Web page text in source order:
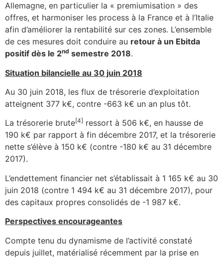
Allemagne, en particulier la « premiumisation » des
offres, et harmoniser les process à la France et à l’Italie
afin d’améliorer la rentabilité sur ces zones. L’ensemble
de ces mesures doit conduire au retour à un Ebitda
positif dès le 2nd semestre 2018.
Situation bilancielle au 30 juin 2018
Au 30 juin 2018, les flux de trésorerie d’exploitation
atteignent 377 k€, contre -663 k€ un an plus tôt.
La trésorerie brute[4] ressort à 506 k€, en hausse de
190 k€ par rapport à fin décembre 2017, et la trésorerie
nette s’élève à 150 k€ (contre -180 k€ au 31 décembre
2017).
L’endettement financier net s’établissait à 1 165 k€ au 30
juin 2018 (contre 1 494 k€ au 31 décembre 2017), pour
des capitaux propres consolidés de -1 987 k€.
Perspectives encourageantes
Compte tenu du dynamisme de l’activité constaté
depuis juillet, matérialisé récemment par la prise en